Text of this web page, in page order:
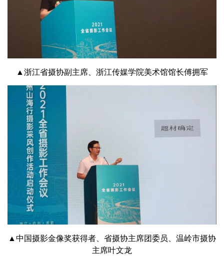
▲浙江省摄协副主席、浙江传媒学院美术馆馆长傅拥军
▲中国摄影金像奖获得者、省摄协主席团委员、温岭市摄协
主席叶文龙